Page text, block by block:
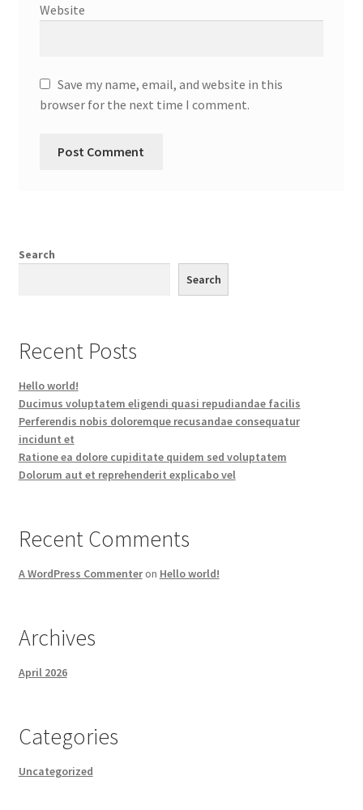
Website
Save my name, email, and website in this
browser for the next time I comment.
Search
Search
Recent Posts
Hello world!
Ducimus voluptatem eligendi quasi repudiandae facilis
Perferendis nobis doloremque recusandae consequatur
incidunt et
Ratione ea dolore cupiditate quidem sed voluptatem
Dolorum aut et reprehenderit explicabo vel
Recent Comments
A WordPress Commenteron Hello world!
Archives
April 2026
Categories
Uncategorized